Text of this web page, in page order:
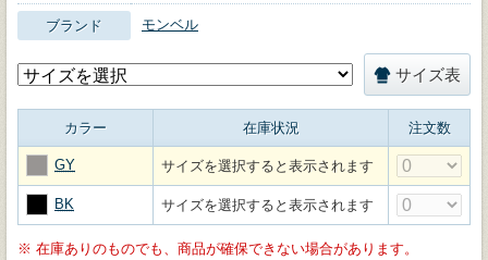
ブランド モンベル
サイズ表
カラー 在庫状況 注文数
GY サイズを選択すると表示されます
BK サイズを選択すると表示されます
※ 在庫ありのものでも、商品が確保できない場合があります。